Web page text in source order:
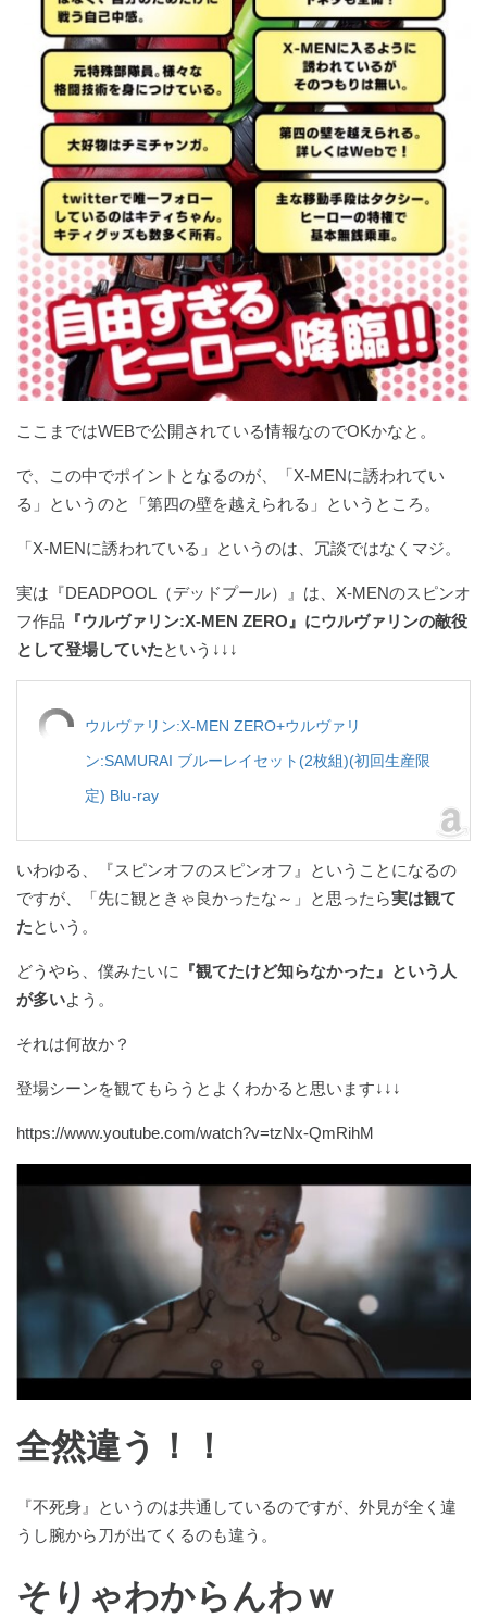
ここまではWEBで公開されている情報なのでOKかなと。
で、この中でポイントとなるのが、「X-MENに誘われてい
る」というのと「第四の壁を越えられる」というところ。
「X-MENに誘われている」というのは、冗談ではなくマジ。
実は『DEADPOOL（デッドプール）』は、X-MENのスピンオ
フ作品 『ウルヴァリン:X-MEN ZERO』にウルヴァリンの敵役
として登場していたという↓↓↓
ウルヴァリン:X-MEN ZERO+ウルヴァリ
ン:SAMURAI ブルーレイセット(2枚組)(初回生産限
定) Blu-ray
いわゆる、『スピンオフのスピンオフ』ということになるの
ですが、「先に観ときゃ良かったな～」と思ったら実は観て
たという。
どうやら、僕みたいに
『観てたけど知らなかった』という人
が多いよう。
それは何故か？
登場シーンを観てもらうとよくわかると思います↓↓↓
https://www.youtube.com/watch?v=tzNx-QmRihM
全然違う！！
『不死身』というのは共通しているのですが、外見が全く違
うし腕から刀が出てくるのも違う。
そりゃわからんわｗ